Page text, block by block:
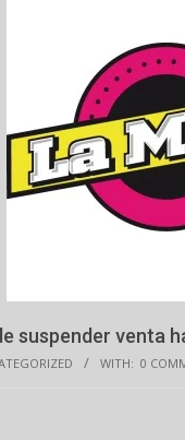
suspender venta
WITH: 0